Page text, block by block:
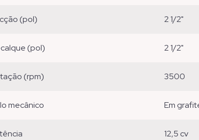
(pol) 2 1/2"
(pol) 2 1/2"
(rpm) 3500
mecânico em
12,5 cv